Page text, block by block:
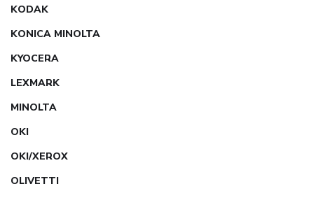
KODAK
KONICA MINOLTA
KYOCERA
LEXMARK
MINOLTA
OKI
OKI/XEROX
OLIVETTI